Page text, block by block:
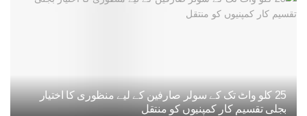
25 کلو واٹ تک کے سولر صارفین کے لیے منظوری کا اختیار
بجلی تقسیم کار کمپنیوں کو منتقل